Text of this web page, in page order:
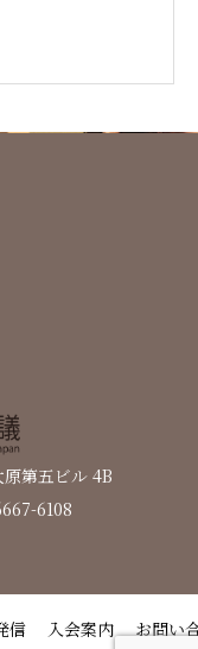
第五ビル 4B
6108
信 入会案内 お問い